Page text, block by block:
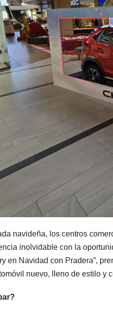
navideña, los centros
inolvidable con la
en Navidad con Pradera”,
nuevo, lleno de estilo y